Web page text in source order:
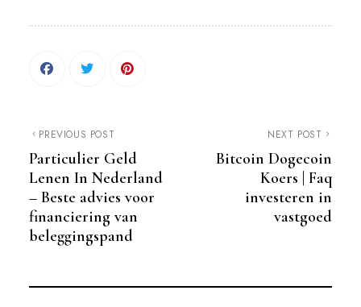
PREVIOUS POST
Particulier Geld
Lenen In Nederland
– Beste advies voor
financiering van
beleggingspand
NEXT POST
Bitcoin Dogecoin
Koers | Faq
investeren in
vastgoed